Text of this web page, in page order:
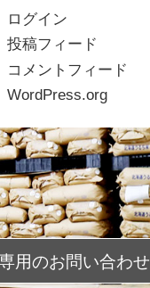
ログイン
投稿フィード
コメントフィード
WordPress.org
用のお問い合わせ